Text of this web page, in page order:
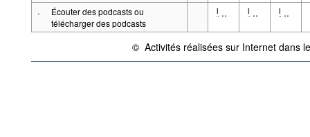
·
Écouter des podcasts ou
télécharger des podcasts
l .. l .. l ..
©
{link} Conditions d'utilisation
Activités réalisées sur Internet dans